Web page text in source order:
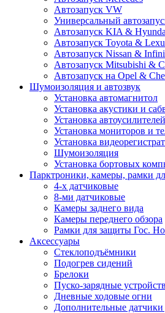
Автозапуск VW
Универсальный
Автозапуск KIA &
Автозапуск Toyota &
Автозапуск Nissan &
Автозапуск Mitsubishi &
Автозапуск на Opel &
Шумоизоляция и автозвук
Установка автомагнитол
Установка акустики и
Установка автоусилителей
Установка мониторов и
Установка
Шумоизоляция
Установка бортовых
Парктроники, камеры, рамки
4-х датчиковые
8-ми датчиковые
Камеры заднего вида
Камеры переднего обзора
Рамки для защиты Гос.
Аксессуары
Стеклоподъёмники
Подогрев сидений
Брелоки
Пуско-зарядные
Дневные ходовые огни
Дополнительные